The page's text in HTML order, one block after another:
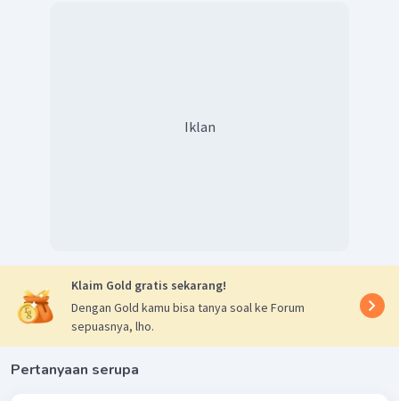
Iklan
Klaim Gold gratis sekarang!
Dengan Gold kamu bisa tanya soal ke Forum
sepuasnya, lho.
Pertanyaan serupa